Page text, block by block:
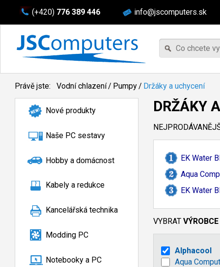
(+420) 776 389 446 info@jscomputers.sk
Právě jste: Vodní chlazení/ Pumpy/ Držáky a uchycení
Nové produkty
Naše PC sestavy
Hobby a domácnost
Kabely a redukce
Kancelářská technika
Modding PC
Notebooky a PC
DRŽÁKY
EK Water
Aqua
EK Water
VYBRAT VÝROBCE
Alphacool
Aqua